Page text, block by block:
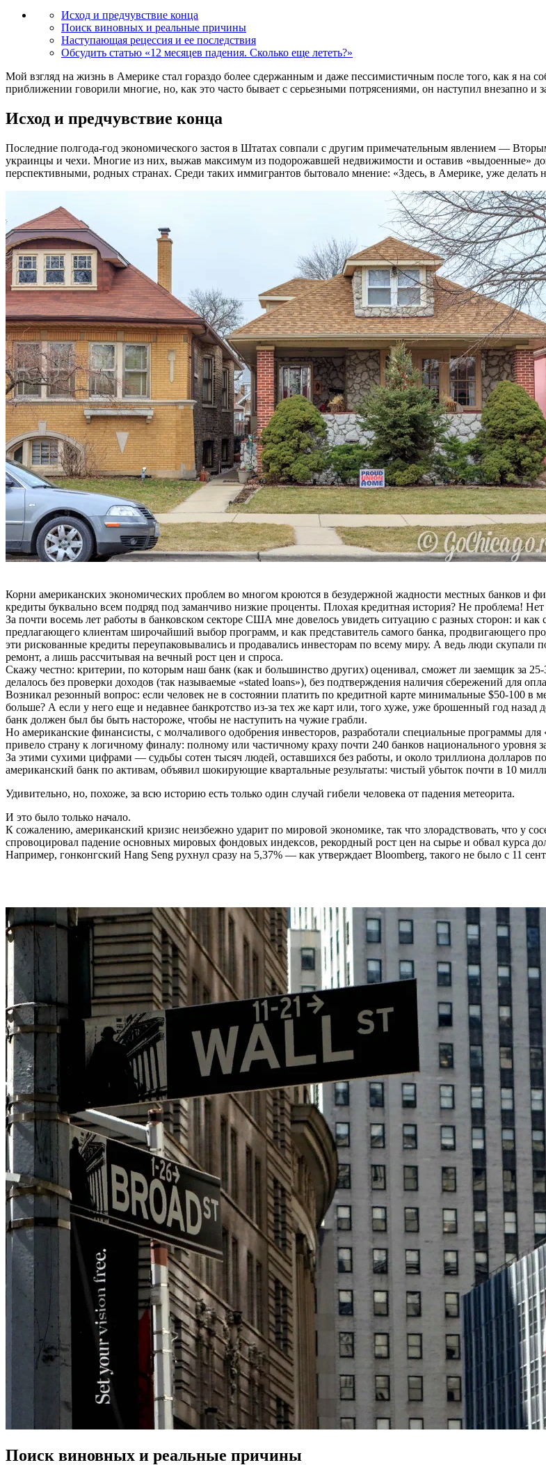
Исход и предчувствие конца
Поиск виновных и реальные причины
Наступающая рецессия и ее последствия
Обсудить статью «12 месяцев падения. Сколько еще лететь?»
Мой взгляд на жизнь в Америке стал гораздо более сдержанным и даже пессимистичным после того, как я на
приближении говорили многие, но, как это часто бывает с серьезными потрясениями, он наступил внезапно и
Исход и предчувствие конца
Последние полгода-год экономического застоя в Штатах совпали с другим примечательным явлением —
украинцы и чехи. Многие из них, выжав максимум из подорожавшей недвижимости и оставив «выдоенные»
перспективными, родных странах. Среди таких иммигрантов бытовало мнение: «Здесь, в Америке, уже делать
Корни американских экономических проблем во многом кроются в безудержной жадности местных банков и
кредиты буквально всем подряд под заманчиво низкие проценты. Плохая кредитная история? Не проблема!
За почти восемь лет работы в банковском секторе США мне довелось увидеть ситуацию с разных сторон: и как
предлагающего клиентам широчайший выбор программ, и как представитель самого банка, продвигающего
эти рискованные кредиты переупаковывались и продавались инвесторам по всему миру. А ведь люди скупали
ремонт, а лишь рассчитывая на вечный рост цен и спроса.
Скажу честно: критерии, по которым наш банк (как и большинство других) оценивал, сможет ли заемщик за
делалось без проверки доходов (так называемые «stated loans»), без подтверждения наличия сбережений для
Возникал резонный вопрос: если человек не в состоянии платить по кредитной карте минимальные $50-100 в
больше? А если у него еще и недавнее банкротство из-за тех же карт или, того хуже, уже брошенный год
банк должен был бы быть настороже, чтобы не наступить на чужие грабли.
Но американские финансисты, с молчаливого одобрения инвесторов, разработали специальные программы
привело страну к логичному финалу: полному или частичному краху почти 240 банков национального уровня
За этими сухими цифрами — судьбы сотен тысяч людей, оставшихся без работы, и около триллиона долларов
американский банк по активам, объявил шокирующие квартальные результаты: чистый убыток почти в 10
Удивительно, но, похоже, за всю историю есть только один случай гибели человека от падения метеорита.
И это было только начало.
К сожалению, американский кризис неизбежно ударит по мировой экономике, так что злорадствовать, что у
спровоцировал падение основных мировых фондовых индексов, рекордный рост цен на сырье и обвал курса
Например, гонконгский Hang Seng рухнул сразу на 5,37% — как утверждает Bloomberg, такого не было с 11
Поиск виновных и реальные причины